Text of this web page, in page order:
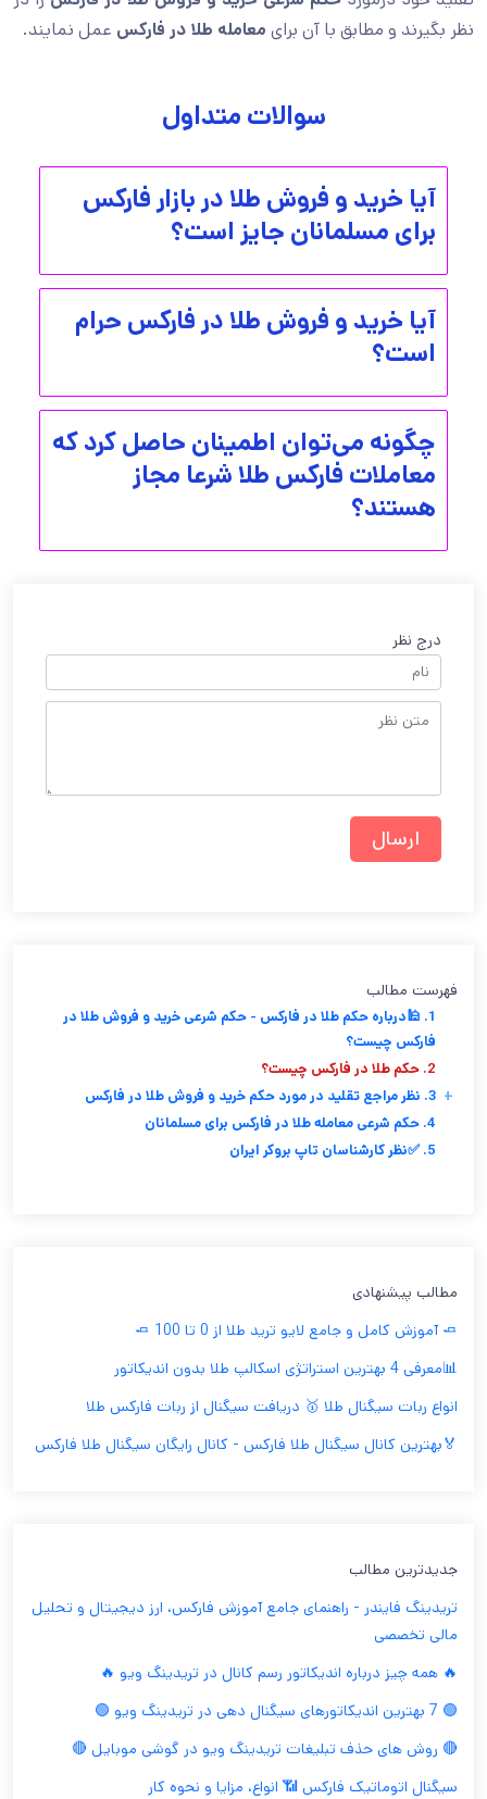
نظر بگیرند و مطابق با آن برای معامله طلا در فارکس عمل نمایند.
سوالات متداول
آیا خرید و فروش طلا در بازار فارکس
برای مسلمانان جایز است؟
آیا خرید و فروش طلا در فارکس حرام
است؟
چگونه می‌توان اطمینان حاصل کرد که
معاملات فارکس طلا شرعا مجاز
هستند؟
درج نظر
فهرست مطالب
1. 🕌درباره حکم طلا در فارکس - حکم شرعی خرید و فروش طلا در
فارکس چیست؟
2. حکم طلا در فارکس چیست؟
3. نظر مراجع تقلید در مورد حکم خرید و فروش طلا در فارکس +
4. حکم شرعی معامله طلا در فارکس برای مسلمانان
5. ✅نظر کارشناسان تاپ بروکر ایران
مطالب پیشنهادی
🧈 آموزش کامل و جامع لایو ترید طلا از 0 تا 100 🧈
📊معرفی 4 بهترین استراتژی اسکالپ طلا بدون اندیکاتور
انواع ربات سیگنال طلا 🥇 دریافت سیگنال از ربات فارکس طلا
🏅بهترین کانال سیگنال طلا فارکس - کانال رایگان سیگنال طلا فارکس
جدیدترین مطالب
تریدینگ فایندر - راهنمای جامع آموزش فارکس، ارز دیجیتال و تحلیل
مالی تخصصی
🔥 همه چیز درباره اندیکاتور رسم کانال در تریدینگ ویو 🔥
🟢 7 بهترین اندیکاتورهای سیگنال دهی در تریدینگ ویو 🟢
🔴 روش های حذف تبلیغات تریدینگ ویو در گوشی موبایل 🔴
سیگنال اتوماتیک فارکس 📶 انواع، مزایا و نحوه کار